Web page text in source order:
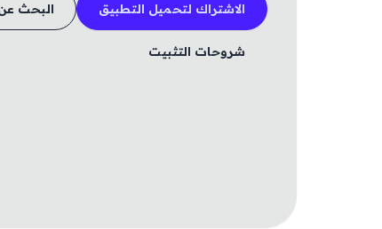
الاشتراك لتحميل التطبيق البحث
شروحات التثبيت